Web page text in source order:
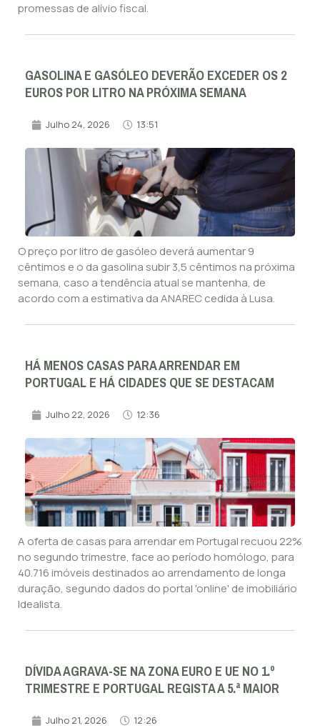
promessas de alívio fiscal.
GASOLINA E GASÓLEO DEVERÃO EXCEDER OS 2
EUROS POR LITRO NA PRÓXIMA SEMANA
Julho 24, 2026 13:51
O preço por litro de gasóleo deverá aumentar 9
cêntimos e o da gasolina subir 3,5 cêntimos na próxima
semana, caso a tendência atual se mantenha, de
acordo com a estimativa da ANAREC cedida à Lusa.
HÁ MENOS CASAS PARA ARRENDAR EM
PORTUGAL E HÁ CIDADES QUE SE DESTACAM
Julho 22, 2026 12:36
A oferta de casas para arrendar em Portugal recuou 22%
no segundo trimestre, face ao período homólogo, para
40.716 imóveis destinados ao arrendamento de longa
duração, segundo dados do portal 'online' de imobiliário
Idealista.
DÍVIDA AGRAVA-SE NA ZONA EURO E UE NO 1.º
TRIMESTRE E PORTUGAL REGISTA A 5.ª MAIOR
Julho 21, 2026 12:26